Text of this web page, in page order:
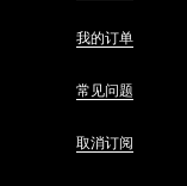
我的订单
常见问题
取消订阅